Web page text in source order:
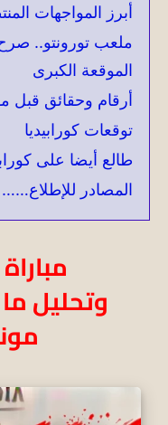
أبرز المواجهات
ملعب تورونتو..
الموقعة الكبرى
أرقام وحقائق قبل
توقعات كورابيديا
طالع أيضا على
المصادر للإطلاع……
وتحليل